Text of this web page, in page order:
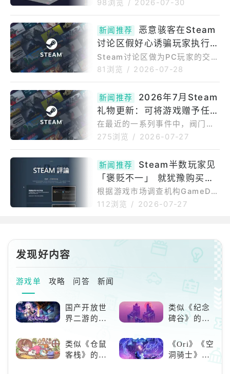
ect应用程式推出PC版抢先体
台，希望结合行动装置与PC间的
跨平台游玩与跨平台进度，以扩
大市场。Ubisoft指出，《全境
档，让玩家与改装爱好者能依照
精确尺寸设计制作各式客制化配
件，包括前面板、替换外壳、支
架、底座等3D列印配件。目前各
大通路仍持续缺货，Valve更新S
认AMD最新FSR4.1技术已透过P
rotonExperimental上线，并
98浏览 / 2026-07-30
新闻推荐
恶意骇客在Steam
讨论区假好心诱骗玩家执行修
复指令以「ClickFix」手法暗
装木马程式挖矿
Steam讨论区做为PC玩家的交流
平台，近期被揭露出现一波利用
家在论坛上回复求助贴文，实则
诱导受害者在电脑上执行恶意Po
werShell指令，暗中植入挖矿木
马程式。资安媒体bleepingcom
puter是透过读者回报得知此波
机帐号，锁定玩家在论坛上发布
的游戏当机、道具遗失等技术问
题求助贴文进行回复，佯装提
81浏览 / 2026-07-28
新闻推荐
2026年7月Steam
礼物更新：可将游戏赠予任何
人
在最近的一系列事件中，阀门刚
刚发布了2026年Steam最大的
大的变化。Valve刚刚调整了Ste
am礼物赠送功能的走向，让每个
人都能更轻松地为亲友赠送游
戏。全新的Steam礼物赠送政策
变更（2026年7月）允许用户通
长期筛选选择。就此而言，我们
275浏览 / 2026-07-27
新闻推荐
Steam半数玩家见
「褒贬不一」 就犹豫购买市
调机构揭用户评论对销量影响
力
根据游戏市场调查机构GameDis
coverCo于7月24日公开的调查
示除了游戏本身的品质之外，St
eam商店页面上显示的「评分状
量的关键因素之一。Steam平台
允许玩家在购买游戏后撰写评
论。累积达10则以上评价时，根
据好评率于商店页面显示对应的
评价。好评率达70%显示为绿色
112浏览 / 2026-07-27
发现好内容
游戏单 攻略 问答 新闻
国产开放世
界二游的里
神》
类似《纪念
碑谷》的解
荐：体验沉
浸式解谜，
拾取遗失的
类似《仓鼠
客栈》的萌
《Ori》《空
洞骑士》